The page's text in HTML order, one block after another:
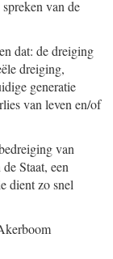
van de
dat: de dreiging
dreiging,
generatie
van leven en/of
van
Staat, een
dient zo snel